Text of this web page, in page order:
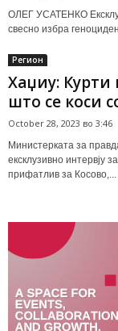
ОЛЕГ УСАТЕНКО
свесно избра
Регион
Хаџиу:
што се коси
October 28, 2023 во 3:46
Министерката за
ексклузивно интервју
прифатлив за Косово,...